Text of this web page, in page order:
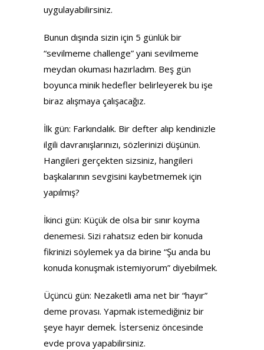
uygulayabilirsiniz.
Bunun dışında sizin için 5 günlük bir
“sevilmeme challenge” yani sevilmeme
meydan okuması hazırladım. Beş gün
boyunca minik hedefler belirleyerek bu işe
biraz alışmaya çalışacağız.
İlk gün: Farkındalık. Bir defter alıp kendinizle
ilgili davranışlarınızı, sözlerinizi düşünün.
Hangileri gerçekten sizsiniz, hangileri
başkalarının sevgisini kaybetmemek için
yapılmış?
İkinci gün: Küçük de olsa bir sınır koyma
denemesi. Sizi rahatsız eden bir konuda
fikrinizi söylemek ya da birine “Şu anda bu
konuda konuşmak istemiyorum” diyebilmek.
Üçüncü gün: Nezaketli ama net bir “hayır”
deme provası. Yapmak istemediğiniz bir
şeye hayır demek. İsterseniz öncesinde
evde prova yapabilirsiniz.